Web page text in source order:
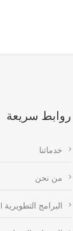
روابط سريعة
خدماتنا
من نحن
البرامج التطويرية LMI